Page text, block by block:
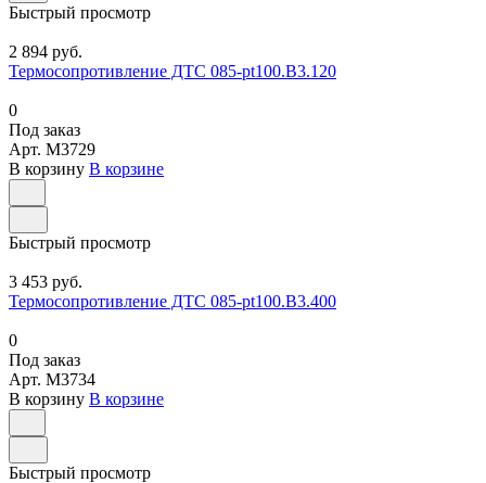
Быстрый просмотр
2 894 руб.
Термосопротивление ДТС 085-pt100.В3.120
0
Под заказ
Арт. M3729
В корзину В корзине
Быстрый просмотр
3 453 руб.
Термосопротивление ДТС 085-pt100.В3.400
0
Под заказ
Арт. M3734
В корзину В корзине
Быстрый просмотр